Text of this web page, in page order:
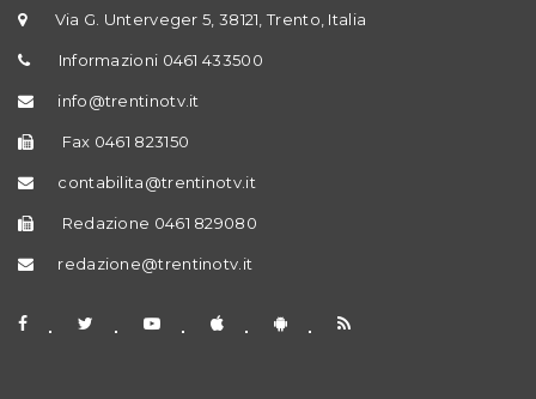
Via G. Unterveger 5, 38121, Trento, Italia
Informazioni 0461 433500
info@trentinotv.it
Fax 0461 823150
contabilita@trentinotv.it
Redazione 0461 829080
redazione@trentinotv.it